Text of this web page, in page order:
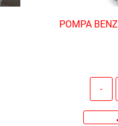
POMPA